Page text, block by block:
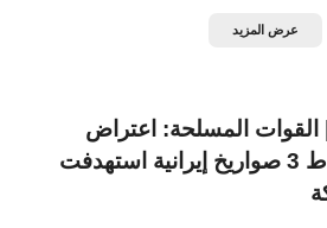
عرض المزيد
المسلحة: اعتراض
وإسقاط 3 صواريخ إيرانية استهدفت